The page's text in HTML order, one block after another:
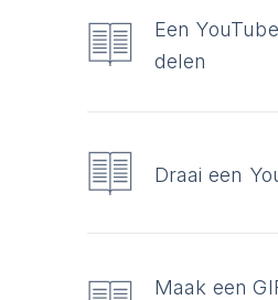
Een
delen
Draai een
Maak een